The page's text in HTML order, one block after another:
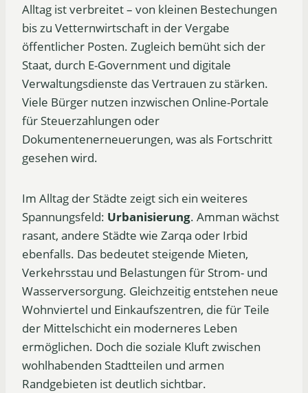
Alltag ist verbreitet – von kleinen Bestechungen
bis zu Vetternwirtschaft in der Vergabe
öffentlicher Posten. Zugleich bemüht sich der
Staat, durch E-Government und digitale
Verwaltungsdienste das Vertrauen zu stärken.
Viele Bürger nutzen inzwischen Online-Portale
für Steuerzahlungen oder
Dokumentenerneuerungen, was als Fortschritt
gesehen wird.
Im Alltag der Städte zeigt sich ein weiteres
Spannungsfeld: Urbanisierung. Amman wächst
rasant, andere Städte wie Zarqa oder Irbid
ebenfalls. Das bedeutet steigende Mieten,
Verkehrsstau und Belastungen für Strom- und
Wasserversorgung. Gleichzeitig entstehen neue
Wohnviertel und Einkaufszentren, die für Teile
der Mittelschicht ein moderneres Leben
ermöglichen. Doch die soziale Kluft zwischen
wohlhabenden Stadtteilen und armen
Randgebieten ist deutlich sichtbar.